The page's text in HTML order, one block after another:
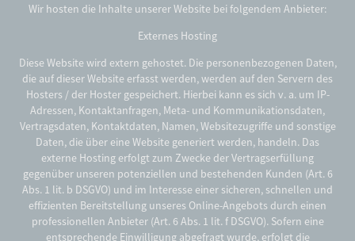
Wir hosten die Inhalte unserer Website bei folgendem Anbieter:
Externes Hosting
Diese Website wird extern gehostet. Die personenbezogenen Daten,
die auf dieser Website erfasst werden, werden auf den Servern des
Hosters / der Hoster gespeichert. Hierbei kann es sich v. a. um IP-
Adressen, Kontaktanfragen, Meta- und Kommunikationsdaten,
Vertragsdaten, Kontaktdaten, Namen, Websitezugriffe und sonstige
Daten, die über eine Website generiert werden, handeln. Das
externe Hosting erfolgt zum Zwecke der Vertragserfüllung
gegenüber unseren potenziellen und bestehenden Kunden (Art. 6
Abs. 1 lit. b DSGVO) und im Interesse einer sicheren, schnellen und
effizienten Bereitstellung unseres Online-Angebots durch einen
professionellen Anbieter (Art. 6 Abs. 1 lit. f DSGVO). Sofern eine
entsprechende Einwilligung abgefragt wurde, erfolgt die